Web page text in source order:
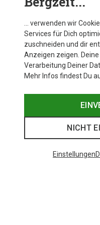
… verwenden wir
Services für Dich
zuschneiden und dir
Anzeigen zeigen.
Verarbeitung Deiner
Mehr Infos findest Du
NICHT
Einstellungen